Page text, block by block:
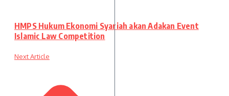
HMPS Hukum Ekonomi Syariah akan Adakan Event
Islamic Law Competition
Next Article